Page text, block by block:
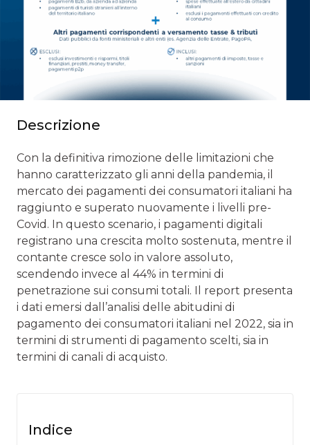
Descrizione
Con la definitiva rimozione delle limitazioni che
hanno caratterizzato gli anni della pandemia, il
mercato dei pagamenti dei consumatori italiani ha
raggiunto e superato nuovamente i livelli pre-
Covid. In questo scenario, i pagamenti digitali
registrano una crescita molto sostenuta, mentre il
contante cresce solo in valore assoluto,
scendendo invece al 44% in termini di
penetrazione sui consumi totali. Il report presenta
i dati emersi dall’analisi delle abitudini di
pagamento dei consumatori italiani nel 2022, sia in
termini di strumenti di pagamento scelti, sia in
termini di canali di acquisto.
Indice